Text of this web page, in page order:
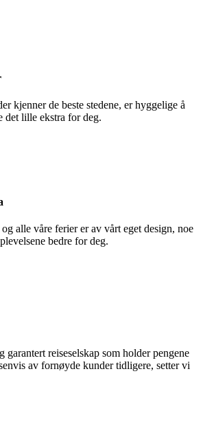
kjenner de beste stedene, er hyggelige å
lille ekstra for deg.
alle våre ferier er av vårt eget design, noe
bedre for deg.
reiseselskap som holder pengene
av fornøyde kunder tidligere, setter vi